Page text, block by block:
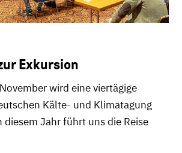
Exkursion
wird eine viertägige
Kälte- und Klimatagung
Jahr führt uns die Reise